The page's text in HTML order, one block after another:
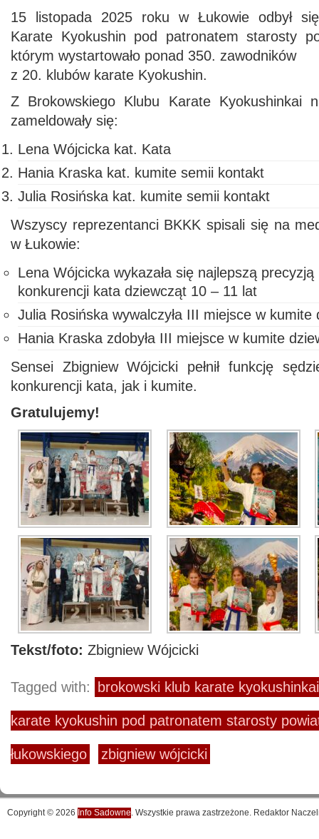
15 listopada 2025 roku w Łukowie odbył
Karate Kyokushin pod patronatem starosty
którym wystartowało ponad 350. zawodników
z 20. klubów karate Kyokushin.
Z Brokowskiego Klubu Karate Kyokushinkai
zameldowały się:
Lena Wójcicka kat. Kata
Hania Kraska kat. kumite semii kontakt
Julia Rosińska kat. kumite semii kontakt
Wszyscy reprezentanci BKKK spisali się na
w Łukowie:
Lena Wójcicka wykazała się najlepszą precyzją
konkurencji kata dziewcząt 10 – 11 lat
Julia Rosińska wywalczyła III miejsce w
Hania Kraska zdobyła III miejsce w kumite
Sensei Zbigniew Wójcicki pełnił funkcję
konkurencji kata, jak i kumite.
Gratulujemy!
Tekst/foto: Zbigniew Wójcicki
Tagged with: brokowski klub karate kyokushinkai
karate kyokushin pod patronatem starosty
łukowskiego zbigniew wójcicki
Copyright © 2026 Info Sadowne. Wszystkie prawa zastrzeżone. Redaktor